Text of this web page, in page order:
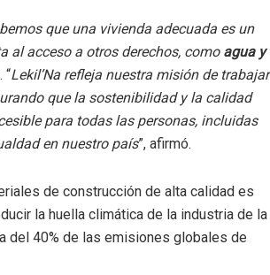
que una vivienda adecuada es un
al acceso a otros derechos, como agua y
“Lekil’Na refleja nuestra misión de trabajar
que la sostenibilidad y la calidad
para todas las personas, incluidas
en nuestro país”, afirmó.
de construcción de alta calidad es
la huella climática de la industria de la
del 40% de las emisiones globales de